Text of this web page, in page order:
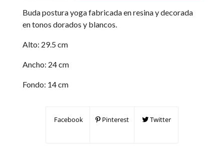
Buda postura yoga fabricada en resina y decorada
en tonos dorados y blancos.
Alto: 29.5 cm
Ancho: 24 cm
Fondo: 14 cm
Facebook Pinterest Twitter